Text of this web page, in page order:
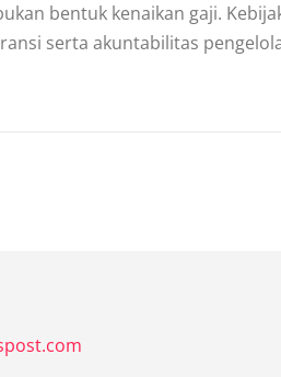
bentuk kenaikan gaji.
serta akuntabilitas